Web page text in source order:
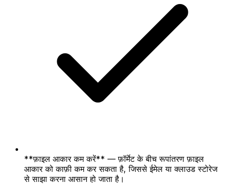
**फ़ाइल आकार कम करें** — फ़ॉर्मेट के बीच रूपांतरण फ़ाइल
आकार को काफ़ी कम कर सकता है, जिससे ईमेल या क्लाउड स्टोरेज
से साझा करना आसान हो जाता है।